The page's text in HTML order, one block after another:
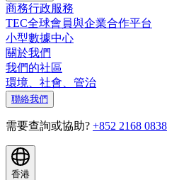
商務行政服務
TEC全球會員與企業合作平台
小型數據中心
關於我們
我們的社區
環境、社會、管治
聯絡我們
需要查詢或協助? +852 2168 0838
香港